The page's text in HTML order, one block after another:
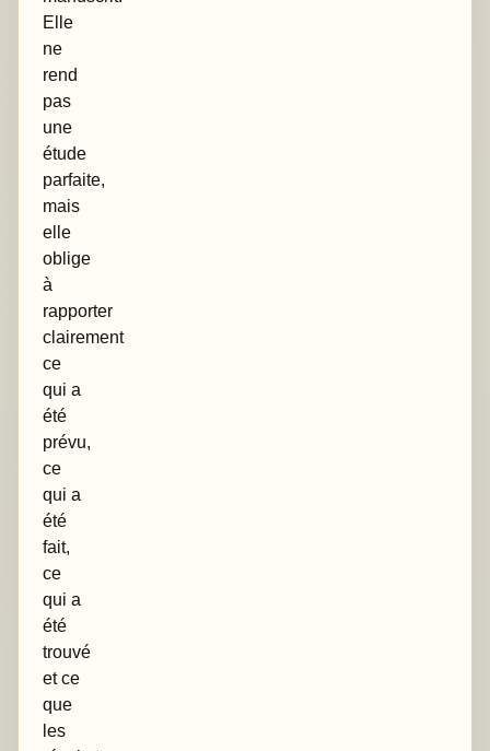
Elle
ne
rend
pas
une
étude
parfaite,
mais
elle
oblige
à
rapporter
clairement
ce
qui a
été
prévu,
ce
qui a
été
fait,
ce
qui a
été
trouvé
et ce
que
les